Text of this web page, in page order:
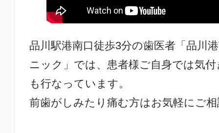
品川駅港南口徒歩3分の歯医者「品川
ニック」では、患者様ご自身では気
も行なっています。
前歯がしみたり痛む方はお気軽にご